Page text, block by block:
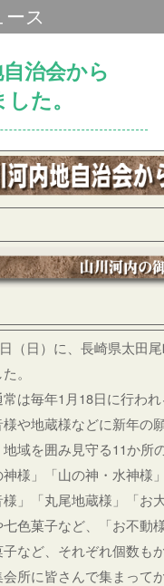
ス
治会から
た。
（日）に、長崎県太田
。
は毎年1月18日に行わ
や地蔵様などに新年の
域を囲み見守る11か所
様」「山の神・水神様
」「丸尾地蔵様」「お
色菓子など、「お不動
など、それぞれ個数も
所に皆さんで集まって